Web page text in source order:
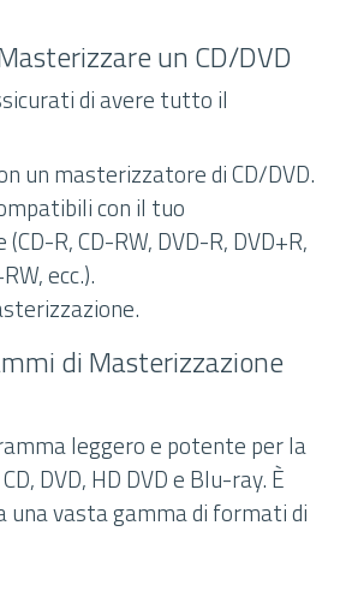
un CD/DVD
di avere tutto il
un masterizzatore di CD/DVD.
con il tuo
R, CD-RW, DVD-R, DVD+R,
ecc.).
di Masterizzazione
leggero e potente per la
DVD, HD DVD e Blu-ray. È
vasta gamma di formati di